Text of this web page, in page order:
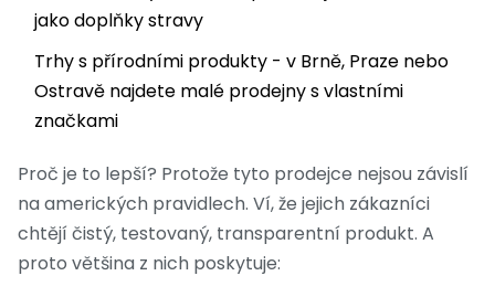
jako doplňky stravy
Trhy s přírodními produkty - v Brně, Praze nebo
Ostravě najdete malé prodejny s vlastními
značkami
Proč je to lepší? Protože tyto prodejce nejsou závislí
na amerických pravidlech. Ví, že jejich zákazníci
chtějí čistý, testovaný, transparentní produkt. A
proto většina z nich poskytuje: